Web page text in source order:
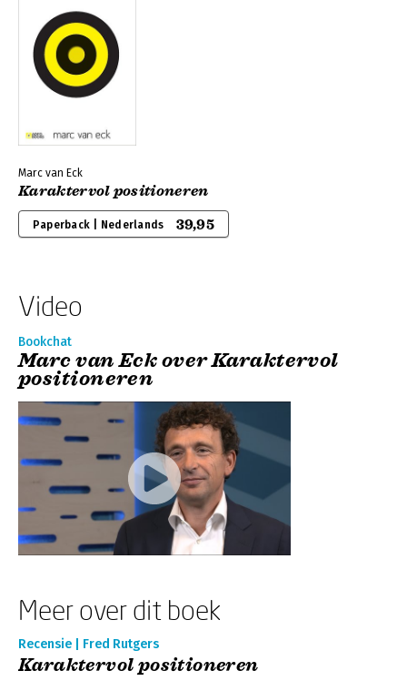
Marc van Eck
Karaktervol positioneren
Paperback | Nederlands 39,95
Video
Bookchat
Marc van Eck over Karaktervol
positioneren
Meer over dit boek
Recensie | Fred Rutgers
Karaktervol positioneren